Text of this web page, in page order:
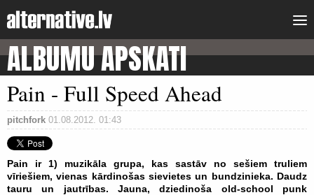
ALBUMU APSKATI
Pain - Full Speed Ahead
pitchfork 01.08.2012. 01:43
Pain ir 1) muzikāla grupa, kas sastāv no sešiem truliem
vīriešiem, vienas kārdinošas sievietes un bundzinieka. Daudz
tauru un jautrības. Jauna, dziedinoša old-school punk